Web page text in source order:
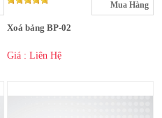
Mua Hàng
Xoá bảng BP-02
Giá : Liên Hệ